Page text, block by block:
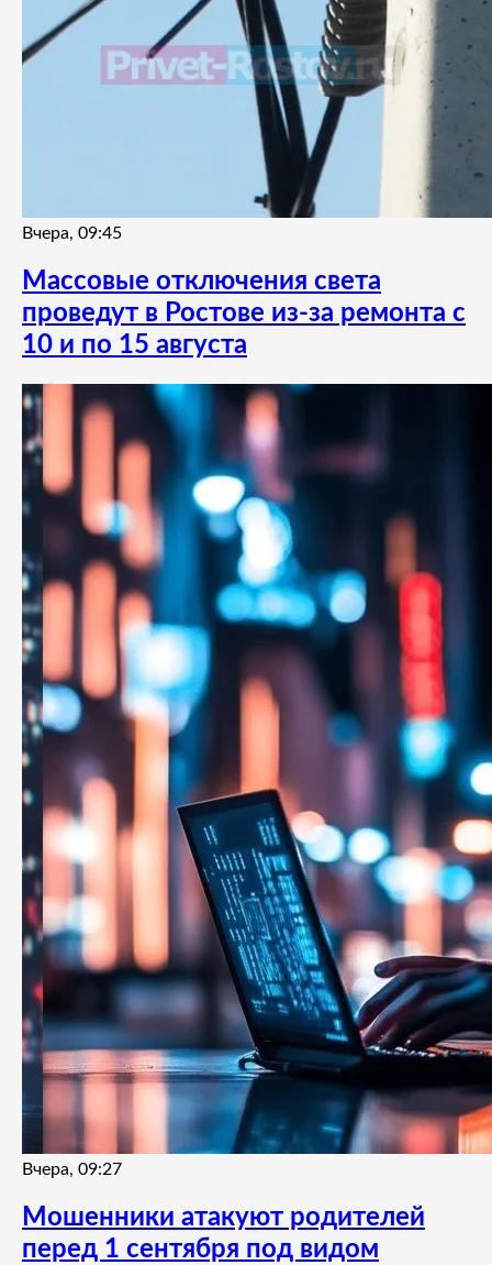
Вчера, 09:45
Массовые отключения света
проведут в Ростове из-за ремонта с
10 и по 15 августа
Вчера, 09:27
Мошенники атакуют родителей
перед 1 сентября под видом